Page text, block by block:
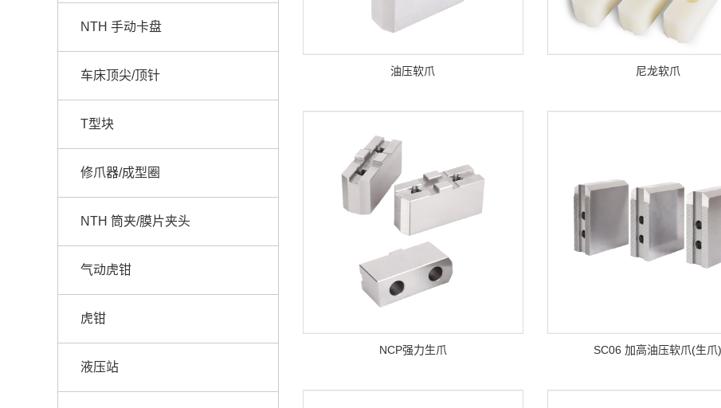
NTH 手动卡盘
车床顶尖/顶针
T型块
修爪器/成型圈
NTH 筒夹/膜片夹头
气动虎钳
虎钳
液压站
油压软爪 尼龙软爪
NCP强力生爪 SC06 加高油压软爪(生爪)